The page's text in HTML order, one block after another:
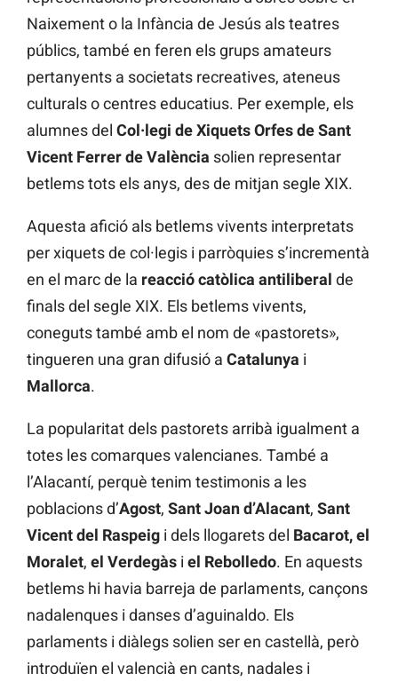
Naixement o la Infància de Jesús als teatres
públics, també en feren els grups amateurs
pertanyents a societats recreatives, ateneus
culturals o centres educatius. Per exemple, els
alumnes del Col·legi de Xiquets Orfes de Sant
Vicent Ferrer de València solien representar
betlems tots els anys, des de mitjan segle XIX.
Aquesta afició als betlems vivents interpretats
per xiquets de col·legis i parròquies s’incrementà
en el marc de la reacció catòlica antiliberal de
finals del segle XIX. Els betlems vivents,
coneguts també amb el nom de «pastorets»,
tingueren una gran difusió a Catalunya i
Mallorca.
La popularitat dels pastorets arribà igualment a
totes les comarques valencianes. També a
l’Alacantí, perquè tenim testimonis a les
poblacions d’Agost, Sant Joan d’Alacant, Sant
Vicent del Raspeig i dels llogarets del Bacarot, el
Moralet, el Verdegàs i el Rebolledo. En aquests
betlems hi havia barreja de parlaments, cançons
nadalenques i danses d’aguinaldo. Els
parlaments i diàlegs solien ser en castellà, però
introduïen el valencià en cants, nadales i